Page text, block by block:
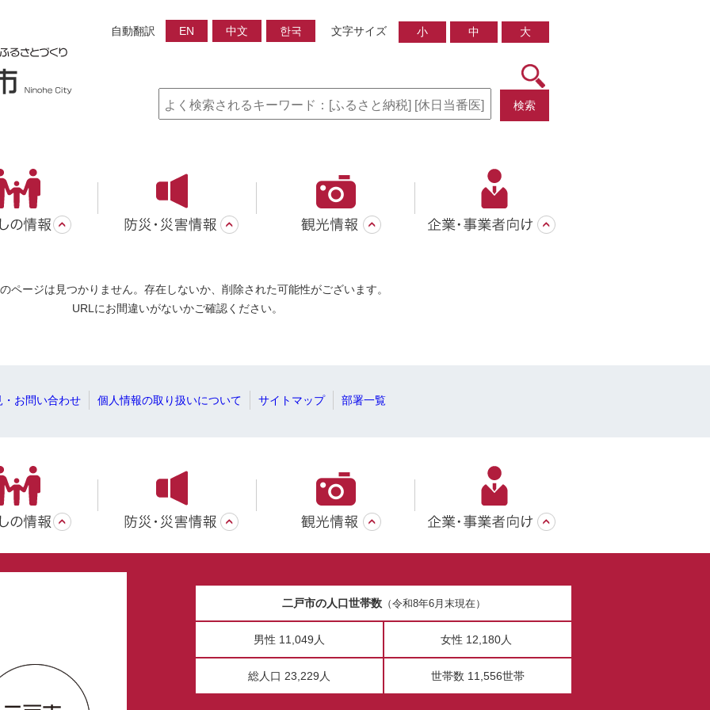
自動翻訳 EN 中文 한국 文字サイズ 小 中 大
検索
ページは見つかりません。存在しないか、削除された可能性がございます。
URLにお間違いがないかご確認ください。
・お問い合わせ 個人情報の取り扱いについて サイトマップ 部署一覧
二戸市の人口世帯数（令和8年6月末現在）
男性 11,049人 女性 12,180人
総人口 23,229人 世帯数 11,556世帯